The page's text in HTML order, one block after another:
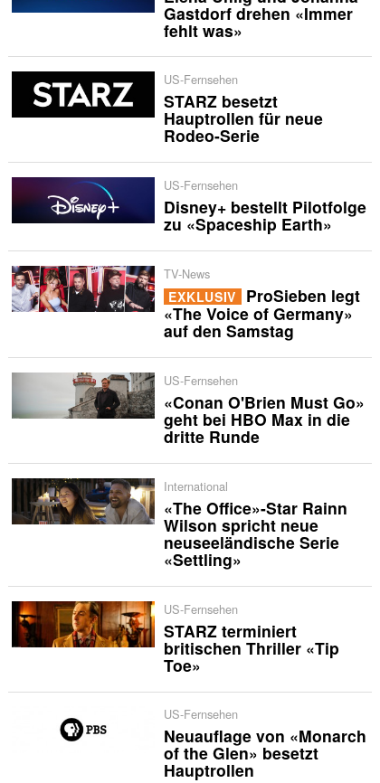
Gastdorf drehen «Immer
fehlt was»
US-Fernsehen
STARZ besetzt
Hauptrollen für neue
Rodeo-Serie
US-Fernsehen
Disney+ bestellt Pilotfolge
zu «Spaceship Earth»
TV-News
EXKLUSIV ProSieben legt
«The Voice of Germany»
auf den Samstag
US-Fernsehen
«Conan O'Brien Must Go»
geht bei HBO Max in die
dritte Runde
International
«The Office»-Star Rainn
Wilson spricht neue
neuseeländische Serie
«Settling»
US-Fernsehen
STARZ terminiert
britischen Thriller «Tip
Toe»
US-Fernsehen
Neuauflage von «Monarch
of the Glen» besetzt
Hauptrollen